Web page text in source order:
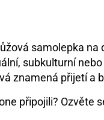
samolepka
subkulturní
znamená přijetí a
připojili? Ozvěte